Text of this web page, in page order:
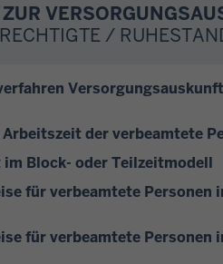
/
Versorgungsauskunft
der verbeamtete
Block- oder Teilzeitmodell
für verbeamtete Personen
für verbeamtete Personen